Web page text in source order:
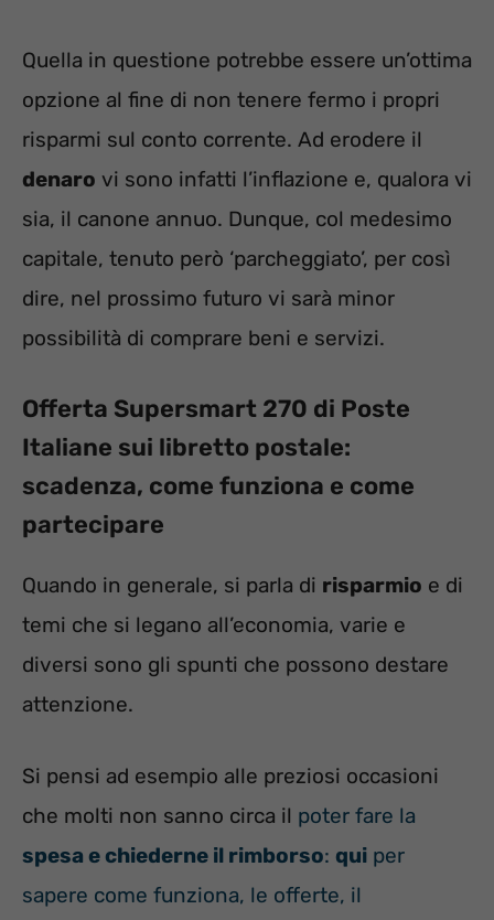
Quella in questione potrebbe essere un’ottima
opzione al fine di non tenere fermo i propri
risparmi sul conto corrente. Ad erodere il
denaro vi sono infatti l’inflazione e, qualora vi
sia, il canone annuo. Dunque, col medesimo
capitale, tenuto però ‘parcheggiato’, per così
dire, nel prossimo futuro vi sarà minor
possibilità di comprare beni e servizi.
Offerta Supersmart 270 di Poste
Italiane sui libretto postale:
scadenza, come funziona e come
partecipare
Quando in generale, si parla di risparmio e di
temi che si legano all’economia, varie e
diversi sono gli spunti che possono destare
attenzione.
Si pensi ad esempio alle preziosi occasioni
che molti non sanno circa il poter fare la
spesa e chiederne il rimborso: qui per
sapere come funziona, le offerte, il